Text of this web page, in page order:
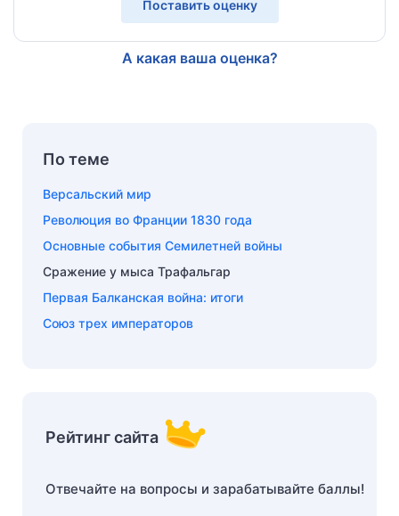
Поставить оценку
А какая ваша оценка?
По теме
Версальский мир
Революция во Франции 1830 года
Основные события Семилетней войны
Сражение у мыса Трафальгар
Первая Балканская война: итоги
Союз трех императоров
Рейтинг сайта
Отвечайте на вопросы и зарабатывайте баллы!